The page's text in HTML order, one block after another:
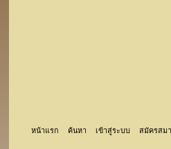
หน้าแรก ค้นหา เข้าสู่ระบบ สมัครสม